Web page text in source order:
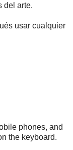
del arte.
usar cualquier
phones, and
the keyboard.